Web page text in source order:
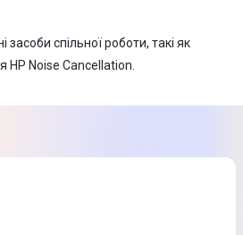
засоби спільної роботи, такі як
Noise Cancellation.